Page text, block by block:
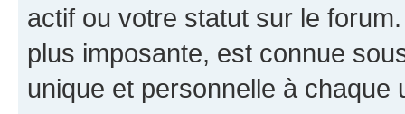
actif ou votre statut sur le
plus imposante, est connue
unique et personnelle à chaque